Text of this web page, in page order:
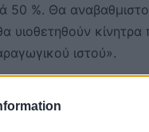
50 %. Θα
υιοθετηθούν κίνητρα
ιστού».
όπως το gov.gr, τα
Υγείας, η επιτάχυνση